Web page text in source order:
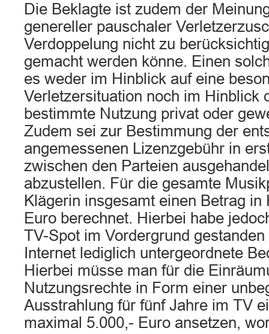
Die Beklagte ist zudem der
genereller pauschaler
Verdoppelung nicht zu
gemacht werden könne. Einen
es weder im Hinblick auf eine
Verletzersituation noch im Hinblick
bestimmte Nutzung privat oder
Zudem sei zur Bestimmung der
angemessenen Lizenzgebühr in
zwischen den Parteien
abzustellen. Für die gesamte
Klägerin insgesamt einen Betrag in
Euro berechnet. Hierbei habe
TV-Spot im Vordergrund
Internet lediglich untergeordnete
Hierbei müsse man für die
Nutzungsrechte in Form einer
Ausstrahlung für fünf Jahre im TV
maximal 5.000,- Euro ansetzen,